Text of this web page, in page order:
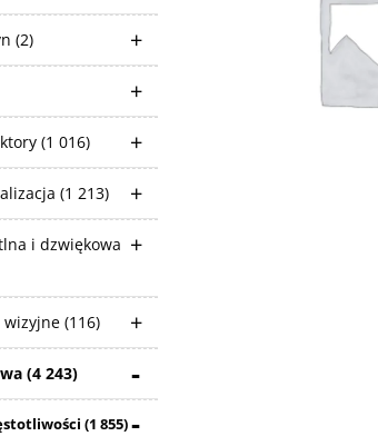
(2)
(1 016)
(1 213)
i dzwiękowa
wizyjne (116)
(4 243)
(1 855)